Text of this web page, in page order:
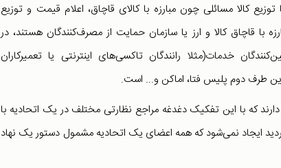
کالا مسائلی چون مبارزه با کالای قاچاق، اعلام قیمت و توزیع
با قاچاق کالا و ارز یا سازمان حمایت از مصرف‌کنندگان هستند، در
خدمات‌(مثلا رانندگان تاکسی‌های اینترنتی یا تعمیرکاران
طرف دوم پلیس فتا، اماکن و... است.
که با این تفکیک دغدغه مراجع نظارتی مختلف در یک اتحادیه با
ایجاد نمی‌شود که همه اعضای یک اتحادیه مشمول دستور یک نهاد